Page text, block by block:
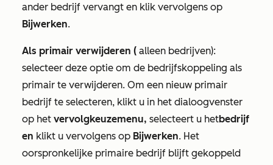
ander bedrijf vervangt en klik vervolgens op
Bijwerken.
Als primair verwijderen ( alleen bedrijven):
selecteer deze optie om de bedrijfskoppeling als
primair te verwijderen. Om een nieuw primair
bedrijf te selecteren, klikt u in het dialoogvenster
op het vervolgkeuzemenu, selecteert u hetbedrijf
en klikt u vervolgens op Bijwerken. Het
oorspronkelijke primaire bedrijf blijft gekoppeld